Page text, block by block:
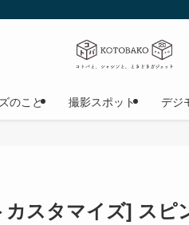
のこと 撮影スポット デジ
スタマイズ] スピ